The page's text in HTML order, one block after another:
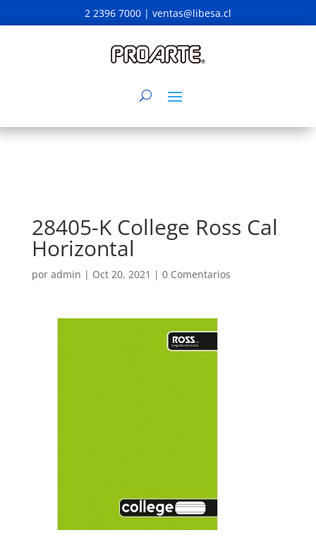
2 2396 7000 | ventas@libesa.cl
28405-K College Ross Cal
Horizontal
por admin | Oct 20, 2021 | 0 Comentarios